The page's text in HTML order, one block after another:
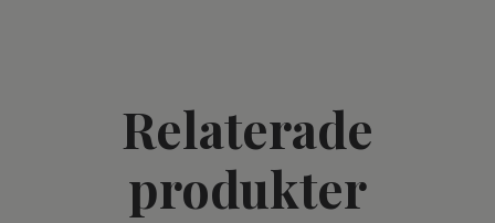
Relaterade
produkter